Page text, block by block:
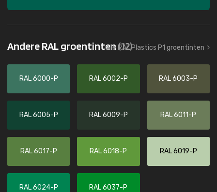
Andere RAL groentinten(12)
alle RAL Plastics P1 groentinten
RAL 6000-P RAL 6002-P RAL 6003-P
RAL 6005-P RAL 6009-P RAL 6011-P
RAL 6017-P RAL 6018-P RAL 6019-P
RAL 6024-P RAL 6037-P